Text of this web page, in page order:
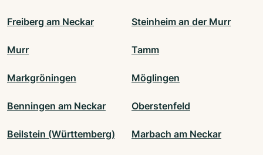
Freiberg am Neckar Steinheim an der Murr
Murr Tamm
Markgröningen Möglingen
Benningen am Neckar Oberstenfeld
Beilstein (Württemberg) Marbach am Neckar